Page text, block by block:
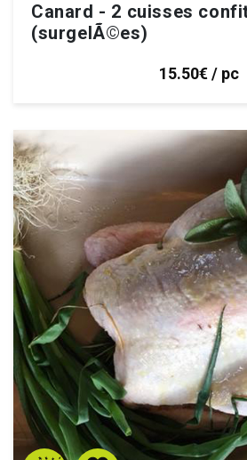
Canard - 2 cuisses
(surgelÃ©es)
15.50€ / pc